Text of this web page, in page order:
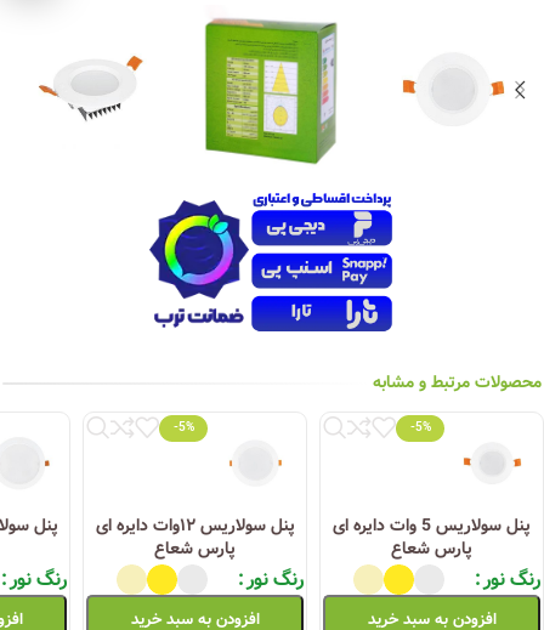
محصولات مرتبط و مشابه
-5%
پنل سولاریس 5 وات دایره ای
پارس شعاع
رنگ نور
افزودن به سبد خرید
-5%
پنل سولاریس ۱۲وات دایره ای
پارس شعاع
رنگ نور
افزودن به سبد خرید
رنگ نور